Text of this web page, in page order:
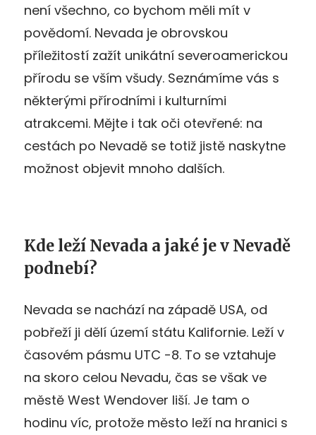
není všechno, co bychom měli mít v
povědomí. Nevada je obrovskou
příležitostí zažít unikátní severoamerickou
přírodu se vším všudy. Seznámíme vás s
některými přírodními i kulturními
atrakcemi. Mějte i tak oči otevřené: na
cestách po Nevadě se totiž jistě naskytne
možnost objevit mnoho dalších.
Kde leží Nevada a jaké je v Nevadě
podnebí?
Nevada se nachází na západě USA, od
pobřeží ji dělí území státu Kalifornie. Leží v
časovém pásmu UTC -8. To se vztahuje
na skoro celou Nevadu, čas se však ve
městě West Wendover liší. Je tam o
hodinu víc, protože město leží na hranici s